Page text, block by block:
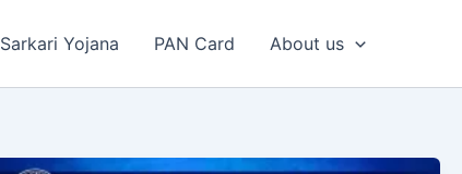
Sarkari Yojana PAN Card About us